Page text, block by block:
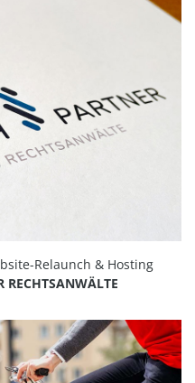
Relaunch & Hosting
RECHTSANWÄLTE